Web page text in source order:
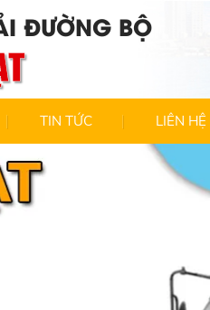
ĐƯỜNG BỘ
TIN TỨC LIÊN HỆ